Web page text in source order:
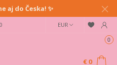
aj do Česka! ✨
EUR
0
€ 0